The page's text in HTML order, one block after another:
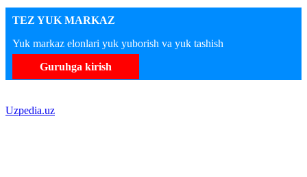
TEZ YUK MARKAZ
Yuk markaz elonlari yuk yuborish va yuk tashish
Guruhga kirish
Uzpedia.uz